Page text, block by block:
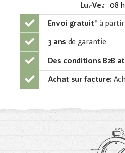
Lu.-Ve.: 08
Envoi gratuit* à partir
3 ans de garantie
Des conditions B2B
Achat sur facture: